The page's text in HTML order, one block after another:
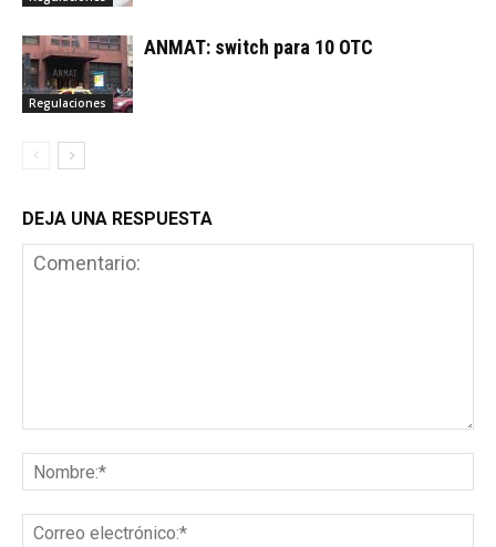
Regulaciones
ANMAT: switch para 10 OTC
DEJA UNA RESPUESTA